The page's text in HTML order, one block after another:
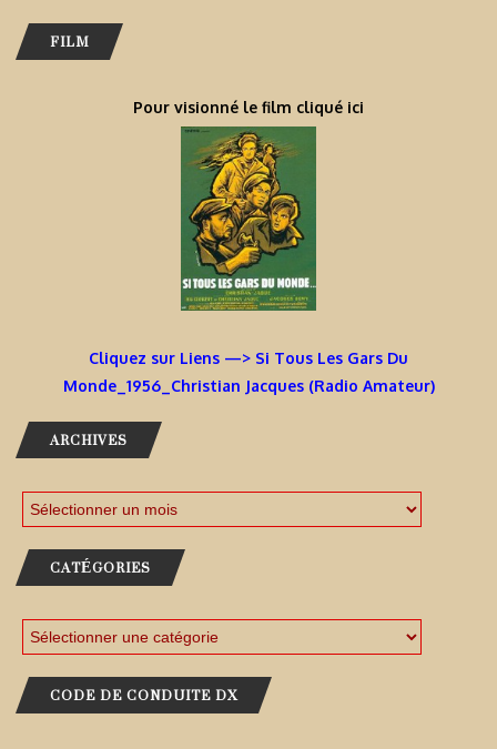
FILM
Pour visionné le film cliqué ici
Cliquez sur Liens —> Si Tous Les Gars Du
Monde_1956_Christian Jacques (Radio Amateur)
ARCHIVES
CATÉGORIES
CODE DE CONDUITE DX